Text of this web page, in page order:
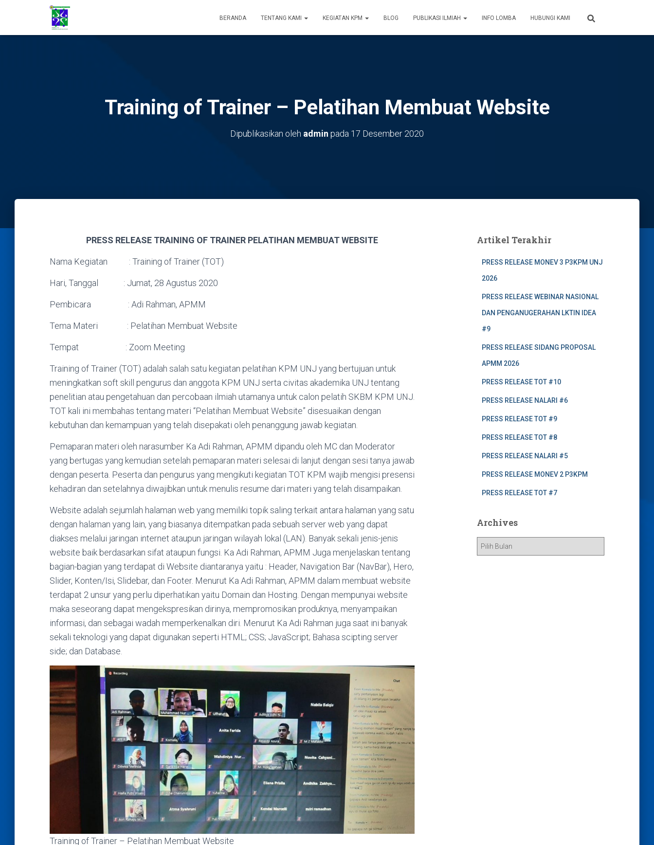
BERANDA TENTANG KAMI KEGIATAN KPM BLOG PUBLIKASI ILMIAH INFO LOMBA HUBUNGI KAMI
Training of Trainer – Pelatihan Membuat Website
Dipublikasikan oleh admin pada 17 Desember 2020
PRESS RELEASE TRAINING OF TRAINER PELATIHAN MEMBUAT WEBSITE
Nama Kegiatan : Training of Trainer (TOT)
Hari, Tanggal : Jumat, 28 Agustus 2020
Pembicara : Adi Rahman, APMM
Tema Materi : Pelatihan Membuat Website
Tempat : Zoom Meeting
Training of Trainer (TOT) adalah salah satu kegiatan pelatihan KPM UNJ yang bertujuan untuk
meningkatkan soft skill pengurus dan anggota KPM UNJ serta civitas akademika UNJ tentang
penelitian atau pengetahuan dan percobaan ilmiah utamanya untuk calon pelatih SKBM KPM UNJ.
TOT kali ini membahas tentang materi “Pelatihan Membuat Website” disesuaikan dengan
kebutuhan dan kemampuan yang telah disepakati oleh penanggung jawab kegiatan.
Pemaparan materi oleh narasumber Ka Adi Rahman, APMM dipandu oleh MC dan Moderator
yang bertugas yang kemudian setelah pemaparan materi selesai di lanjut dengan sesi tanya jawab
dengan peserta. Peserta dan pengurus yang mengikuti kegiatan TOT KPM wajib mengisi presensi
kehadiran dan setelahnya diwajibkan untuk menulis resume dari materi yang telah disampaikan.
Website adalah sejumlah halaman web yang memiliki topik saling terkait antara halaman yang satu
dengan halaman yang lain, yang biasanya ditempatkan pada sebuah server web yang dapat
diakses melalui jaringan internet ataupun jaringan wilayah lokal (LAN). Banyak sekali jenis-jenis
website baik berdasarkan sifat ataupun fungsi. Ka Adi Rahman, APMM Juga menjelaskan tentang
bagian-bagian yang terdapat di Website diantaranya yaitu : Header, Navigation Bar (NavBar), Hero,
Slider, Konten/Isi, Slidebar, dan Footer. Menurut Ka Adi Rahman, APMM dalam membuat website
terdapat 2 unsur yang perlu diperhatikan yaitu Domain dan Hosting. Dengan mempunyai website
maka seseorang dapat mengekspresikan dirinya, mempromosikan produknya, menyampaikan
informasi, dan sebagai wadah memperkenalkan diri. Menurut Ka Adi Rahman juga saat ini banyak
sekali teknologi yang dapat digunakan seperti HTML; CSS; JavaScript; Bahasa scipting server
side; dan Database.
Training of Trainer – Pelatihan Membuat Website
Artikel Terakhir
PRESS RELEASE MONEV 3 P3KPM UNJ
2026
PRESS RELEASE WEBINAR NASIONAL
DAN PENGANUGERAHAN LKTIN IDEA
#9
PRESS RELEASE SIDANG PROPOSAL
APMM 2026
PRESS RELEASE TOT #10
PRESS RELEASE NALARI #6
PRESS RELEASE TOT #9
PRESS RELEASE TOT #8
PRESS RELEASE NALARI #5
PRESS RELEASE MONEV 2 P3KPM
PRESS RELEASE TOT #7
Archives